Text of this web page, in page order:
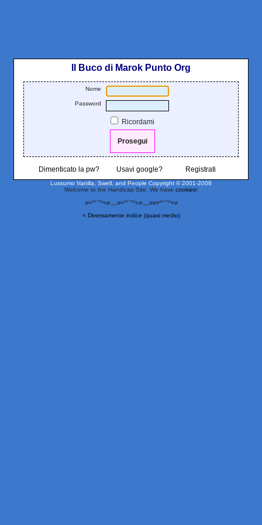
Il Buco di Marok Punto Org
Nome
Password
Ricordami
Dimenticato la pw? Usavi google? Registrati
Lussumo Vanilla, Swell, and People Copyright © 2001-2008
Welcome to the Handicap Site. We have cookies!
ø¤º°`°º¤ø,¸¸,ø¤º°`°º¤ø,¸¸,øø¤º°`°º¤ø
< Diversamente indice (quasi medio)